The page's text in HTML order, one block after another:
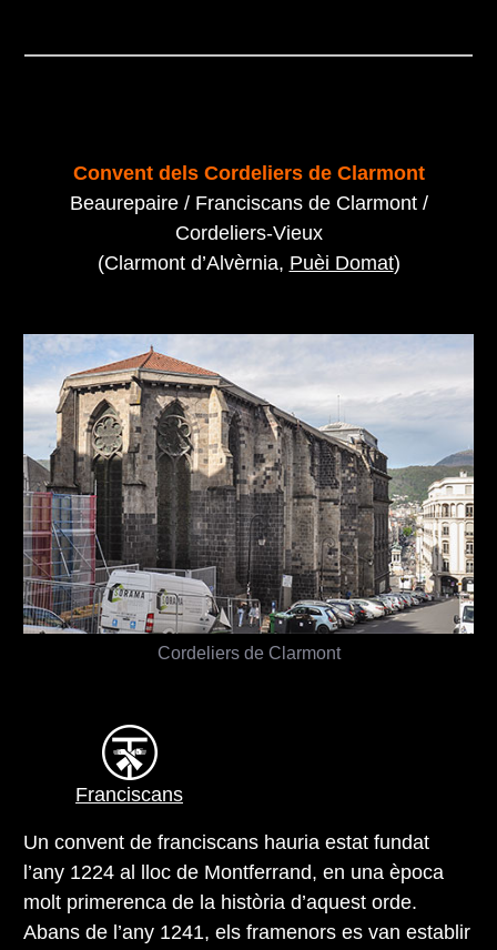
Convent dels Cordeliers de Clarmont
Beaurepaire / Franciscans de Clarmont /
Cordeliers-Vieux
(Clarmont d’Alvèrnia, Puèi Domat)
Cordeliers de Clarmont
Franciscans
Un convent de franciscans hauria estat fundat
l’any 1224 al lloc de Montferrand, en una època
molt primerenca de la història d’aquest orde.
Abans de l’any 1241, els framenors es van establir